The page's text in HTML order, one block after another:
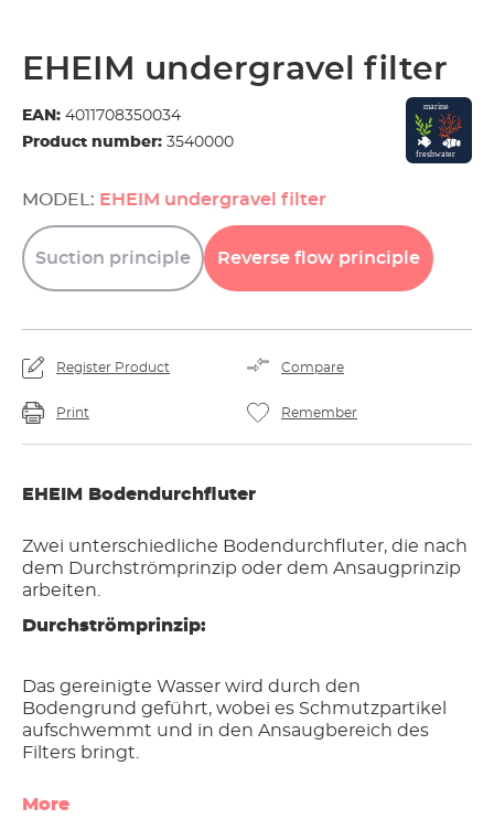
EHEIM undergravel filter
EAN: 4011708350034
Product number: 3540000
MODEL: EHEIM undergravel filter
Suction principle Reverse flow principle
Register Product Compare
Print Remember
EHEIM Bodendurchfluter
Zwei unterschiedliche Bodendurchfluter, die nach
dem Durchströmprinzip oder dem Ansaugprinzip
arbeiten.
Durchströmprinzip:
Das gereinigte Wasser wird durch den
Bodengrund geführt, wobei es Schmutzpartikel
aufschwemmt und in den Ansaugbereich des
Filters bringt.
More